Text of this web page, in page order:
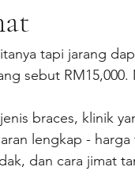
tapi jarang
sebut
braces, klinik
lengkap -
dan cara jimat